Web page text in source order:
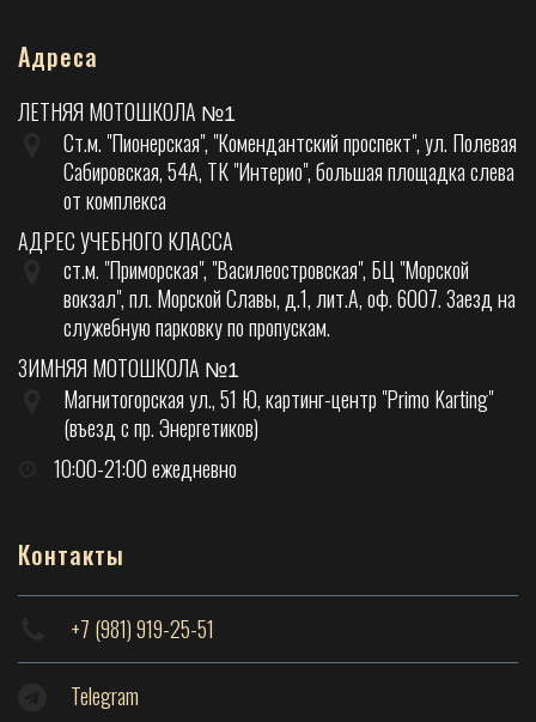
Адреса
ЛЕТНЯЯ МОТОШКОЛА №1
Ст.м. "Пионерская", "Комендантский проспект", ул. Полевая
Сабировская, 54А, ТК "Интерио", большая площадка слева
от комплекса
АДРЕС УЧЕБНОГО КЛАССА
ст.м. "Приморская", "Василеостровская", БЦ "Морской
вокзал", пл. Морской Славы, д.1, лит.А, оф. 6007. Заезд на
служебную парковку по пропускам.
ЗИМНЯЯ МОТОШКОЛА №1
Магнитогорская ул., 51 Ю, картинг-центр "Primo Karting"
(въезд с пр. Энергетиков)
10:00-21:00 ежедневно
Контакты
+7 (981) 919-25-51
Telegram